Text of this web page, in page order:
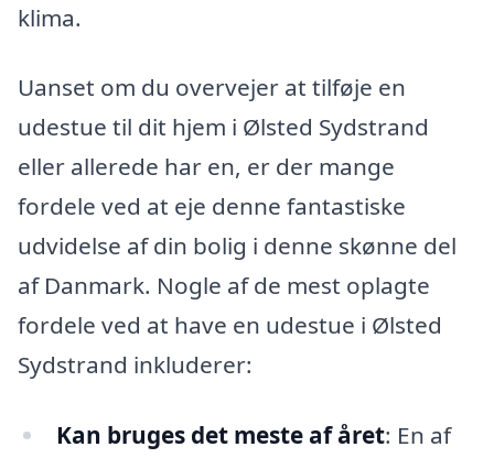
klima.
Uanset om du overvejer at tilføje en
udestue til dit hjem i Ølsted Sydstrand
eller allerede har en, er der mange
fordele ved at eje denne fantastiske
udvidelse af din bolig i denne skønne del
af Danmark. Nogle af de mest oplagte
fordele ved at have en udestue i Ølsted
Sydstrand inkluderer:
Kan bruges det meste af året: En af